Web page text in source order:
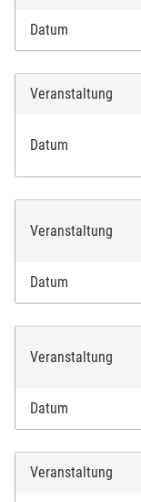
Datum
Veranstaltung
Datum
Veranstaltung
Datum
Veranstaltung
Datum
Veranstaltung